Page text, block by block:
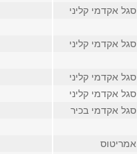
סגל אקדמי קליני
סגל אקדמי קליני
סגל אקדמי קליני
סגל אקדמי קליני
סגל אקדמי בכיר
אמריטוס